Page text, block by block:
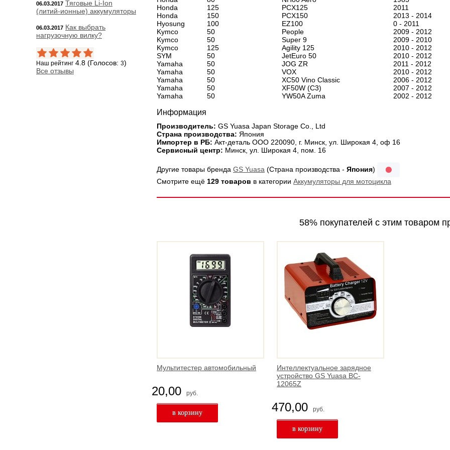
Honda
125 PCX125
2011
Honda
150 PCX150
2013 - 2014
Hyosung
100 EZ100
0 - 2011
Kymco
50 People
2009 - 2012
Kymco
50 Super 9
2009 - 2010
Kymco
125 Agility 125
2010 - 2012
SYM
50 JetEuro 50
2010 - 2012
Yamaha
50 JOG ZR
2011 - 2012
Yamaha
50 VOX
2010 - 2012
Yamaha
50 XC50 Vino Classic
2006 - 2012
Yamaha
50 XF50W (C3)
2007 - 2012
Yamaha
50 YW50A Zuma 2002 - 2012
Информация
Производитель: GS Yuasa Japan Storage Co., Ltd
Страна производства: Япония
Импортер в РБ: Акт-деталь ООО 220090, г. Минск, ул. Широкая 4, оф 16
Сервисный центр: Минск, ул. Широкая 4, пом. 16
Другие товары бренда GS Yuasa (Страна производства - Япония)
Смотрите ещё 129 товаров в категории Аккумуляторы для мотоцикла
58% покупателей с этим товаром
Мультитестер автомобильный
20,00 руб.
Интеллектуальное зарядное
устройство GS Yuasa BC-
12065Z
470,00 руб.
06.03.2017 Тяговые Li-Ion
(литий-ионные) аккумуляторы
06.03.2017 Как выбрать
нагрузочную вилку?
Наш рейтинг 4.8 (Голосов: 3)
Все отзывы